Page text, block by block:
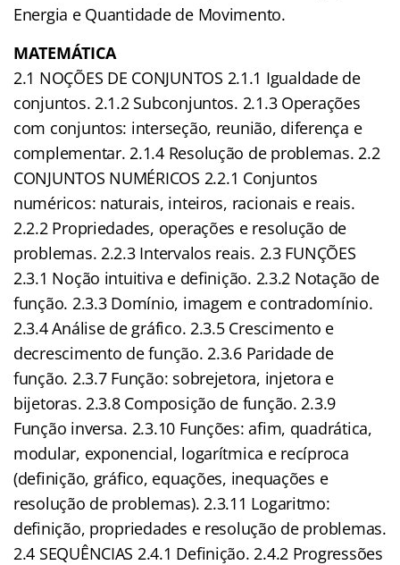
Energia e Quantidade de Movimento.
MATEMÁTICA
2.1 NOÇÕES DE CONJUNTOS 2.1.1 Igualdade de
conjuntos. 2.1.2 Subconjuntos. 2.1.3 Operações
com conjuntos: interseção, reunião, diferença e
complementar. 2.1.4 Resolução de problemas. 2.2
CONJUNTOS NUMÉRICOS 2.2.1 Conjuntos
numéricos: naturais, inteiros, racionais e reais.
2.2.2 Propriedades, operações e resolução de
problemas. 2.2.3 Intervalos reais. 2.3 FUNÇÕES
2.3.1 Noção intuitiva e definição. 2.3.2 Notação de
função. 2.3.3 Domínio, imagem e contradomínio.
2.3.4 Análise de gráfico. 2.3.5 Crescimento e
decrescimento de função. 2.3.6 Paridade de
função. 2.3.7 Função: sobrejetora, injetora e
bijetoras. 2.3.8 Composição de função. 2.3.9
Função inversa. 2.3.10 Funções: afim, quadrática,
modular, exponencial, logarítmica e recíproca
(definição, gráfico, equações, inequações e
resolução de problemas). 2.3.11 Logaritmo:
definição, propriedades e resolução de problemas.
2.4 SEQUÊNCIAS 2.4.1 Definição. 2.4.2 Progressões